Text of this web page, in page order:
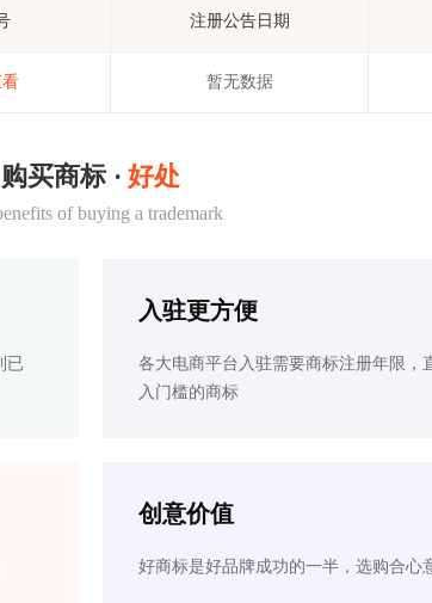
注册公告日期
暂无数据
购买商标 · 好处
of buying a trademark
已
入驻更方便
各大电商平台入驻需要商标注册年限，
入门槛的商标
创意价值
好商标是好品牌成功的一半，选购合心